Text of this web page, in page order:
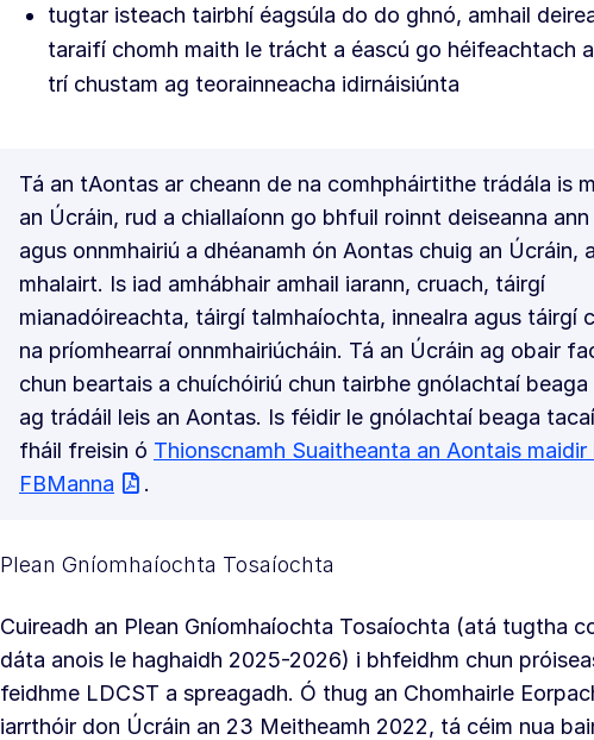
tugtar isteach tairbhí éagsúla do do ghnó, amhail
taraifí chomh maith le trácht a éascú go héifeachtach
trí chustam ag teorainneacha idirnáisiúnta
Tá an tAontas ar cheann de na comhpháirtithe trádála is
an Úcráin, rud a chiallaíonn go bhfuil roinnt deiseanna ann
agus onnmhairiú a dhéanamh ón Aontas chuig an Úcráin,
mhalairt. Is iad amhábhair amhail iarann, cruach, táirgí
mianadóireachta, táirgí talmhaíochta, innealra agus táirgí
na príomhearraí onnmhairiúcháin. Tá an Úcráin ag obair
chun beartais a chuíchóiriú chun tairbhe gnólachtaí beaga
ag trádáil leis an Aontas. Is féidir le gnólachtaí beaga
fháil freisin ó Thionscnamh Suaitheanta an Aontais maidir
FBManna
.
Plean Gníomhaíochta Tosaíochta
Cuireadh an Plean Gníomhaíochta Tosaíochta (atá tugtha
dáta anois le haghaidh 2025-2026) i bhfeidhm chun
feidhme LDCST a spreagadh. Ó thug an Chomhairle
iarrthóir don Úcráin an 23 Meitheamh 2022, tá céim nua